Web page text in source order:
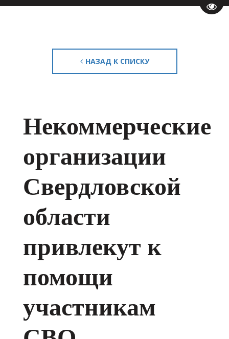
НАЗАД К СПИСКУ
Некоммерческие
организации
Свердловской
области
привлекут к
помощи
участникам